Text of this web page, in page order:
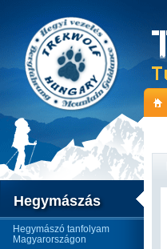
Hegymászás
Hegymászó tanfolyam
Magyarországon